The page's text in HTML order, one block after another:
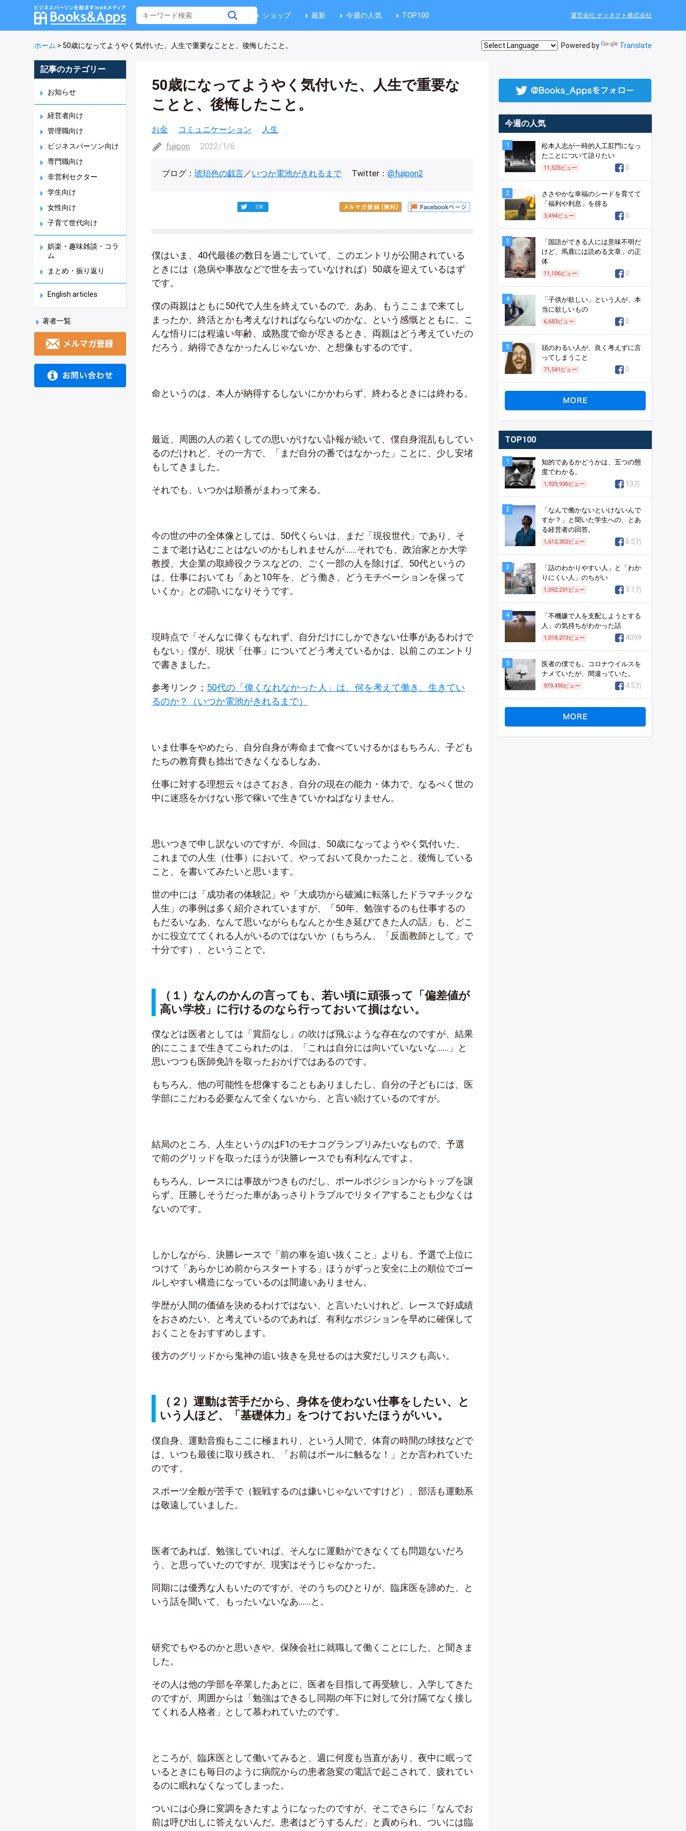
ショップ 最新 今週の人気 TOP100 運営会社 ティネクト株式会社
ホーム > 50歳になってようやく気付いた、人生で重要なことと、後悔したこと。 Powered by Translate
記事のカテゴリー
お知らせ
経営者向け
管理職向け
ビジネスパーソン向け
専門職向け
非営利セクター
学生向け
女性向け
子育て世代向け
娯楽・趣味雑談・コラ
ム
まとめ・振り返り
English articles
著者一覧
50歳になってようやく気付いた、人生で重要な
ことと、後悔したこと。
お金 コミュニケーション
人生
fujipon
2022/1/6
ブログ： 琥珀色の戯言 ／いつか電池がきれるまで Twitter： @fujipon2
250
僕はいま、40代最後の数日を過ごしていて、このエントリが公開されている
ときには（急病や事故などで世を去っていなければ）50歳を迎えているはず
です。
僕の両親はともに50代で人生を終えているので、ああ、もうここまで来てし
まったか、終活とかも考えなければならないのかな、という感慨とともに、こ
んな悟りには程遠い年齢、成熟度で命が尽きるとき、両親はどう考えていたの
だろう、納得できなかったんじゃないか、と想像もするのです。
命というのは、本人が納得するしないにかかわらず、終わるときには終わる。
最近、周囲の人の若くしての思いがけない訃報が続いて、僕自身混乱もしてい
るのだけれど、その一方で、「まだ自分の番ではなかった」ことに、少し安堵
もしてきました。
それでも、いつかは順番がまわって来る。
今の世の中の全体像としては、50代くらいは、まだ「現役世代」であり、そ
こまで老け込むことはないのかもしれませんが……それでも、政治家とか大学
教授、大企業の取締役クラスなどの、ごく一部の人を除けば、50代というの
は、仕事においても「あと10年を、どう働き、どうモチベーションを保って
いくか」との闘いになりそうです。
現時点で「そんなに偉くもなれず、自分だけにしかできない仕事があるわけで
もない」僕が、現状「仕事」についてどう考えているかは、以前このエントリ
で書きました。
参考リンク； 50代の「偉くなれなかった人」は、何を考えて働き、生きてい
るのか？（いつか電池がきれるまで）
いま仕事をやめたら、自分自身が寿命まで食べていけるかはもちろん、子ども
たちの教育費も捻出できなくなるしなあ。
仕事に対する理想云々はさておき、自分の現在の能力・体力で、なるべく世の
中に迷惑をかけない形で稼いで生きていかねばなりません。
思いつきで申し訳ないのですが、今回は、50歳になってようやく気付いた、
これまでの人生（仕事）において、やっておいて良かったこと、後悔している
こと、を書いてみたいと思います。
世の中には「成功者の体験記」や「大成功から破滅に転落したドラマチックな
人生」の事例は多く紹介されていますが、「50年、勉強するのも仕事するの
もだるいなあ、なんて思いながらもなんとか生き延びてきた人の話」も、どこ
かに役立ててくれる人がいるのではないか（もちろん、「反面教師として」で
十分です）、ということで。
（１）なんのかんの言っても、若い頃に頑張って「偏差値が
高い学校」に行けるのなら行っておいて損はない。
僕などは医者としては「賞罰なし」の吹けば飛ぶような存在なのですが、結果
的にここまで生きてこられたのは、「これは自分には向いていないな……」と
思いつつも医師免許を取ったおかげではあるのです。
もちろん、他の可能性を想像することもありましたし、自分の子どもには、医
学部にこだわる必要なんて全くないから、と言い続けているのですが。
結局のところ、人生というのはF1のモナコグランプリみたいなもので、予選
で前のグリッドを取ったほうが決勝レースでも有利なんですよ。
もちろん、レースには事故がつきものだし、ポールポジションからトップを譲
らず、圧勝しそうだった車があっさりトラブルでリタイアすることも少なくは
ないのです。
しかしながら、決勝レースで「前の車を追い抜くこと」よりも、予選で上位に
つけて「あらかじめ前からスタートする」ほうがずっと安全に上の順位でゴー
ルしやすい構造になっているのは間違いありません。
学歴が人間の価値を決めるわけではない、と言いたいけれど、レースで好成績
をおさめたい、と考えているのであれば、有利なポジションを早めに確保して
おくことをおすすめします。
後方のグリッドから鬼神の追い抜きを見せるのは大変だしリスクも高い。
（２）運動は苦手だから、身体を使わない仕事をしたい、と
いう人ほど、「基礎体力」をつけておいたほうがいい。
僕自身、運動音痴もここに極まれり、という人間で、体育の時間の球技などで
は、いつも最後に取り残され、「お前はボールに触るな！」とか言われていた
のです。
スポーツ全般が苦手で（観戦するのは嫌いじゃないですけど）、部活も運動系
は敬遠していました。
医者であれば、勉強していれば、そんなに運動ができなくても問題ないだろ
う、と思っていたのですが、現実はそうじゃなかった。
同期には優秀な人もいたのですが、そのうちのひとりが、臨床医を諦めた、と
いう話を聞いて、もったいないなあ……と。
研究でもやるのかと思いきや、保険会社に就職して働くことにした、と聞きま
した。
その人は他の学部を卒業したあとに、医者を目指して再受験し、入学してきた
のですが、周囲からは「勉強はできるし同期の年下に対して分け隔てなく接し
てくれる人格者」として慕われていたのです。
ところが、臨床医として働いてみると、週に何度も当直があり、夜中に眠って
いるときにも毎日のように病院からの患者急変の電話で起こされて、疲れてい
るのに眠れなくなってしまった。
ついには心身に変調をきたすようになったのですが、そこでさらに「なんでお
前は呼び出しに答えないんだ。患者はどうするんだ」と責められ、ついには臨
今週の人気
1
松本人志が一時的人工肛門になっ
たことについて語りたい
11,525ビュー 0
2
ささやかな幸福のシードを育てて
「福利や利息」を得る
3,494ビュー 0
3
「国語ができる人には意味不明だ
けど、馬鹿には読める文章」の正
体
11,106ビュー 0
4
「子供が欲しい」という人が、本
当に欲しいもの
6,683ビュー 0
5
頭のわるい人が、良く考えずに言
ってしまうこと
71,541 ビュー 0
TOP100
1
知的であるかどうかは、五つの態
度でわかる。
1,929,936ビュー 13万
2
「なんで働かないといけないんで
すか？」と聞いた学生への、とあ
る経営者の回答。
1,612,302ビュー 6.5万
3
「話のわかりやすい人」と「わか
りにくい人」のちがい
1,092,231 ビュー 3.1万
4
「不機嫌で人を支配しようとする
人」の気持ちがわかった話
1,018,273ビュー 4099
5
医者の僕でも、コロナウイルスを
ナメていたが、間違っていた。
979,495ビュー 4.5万